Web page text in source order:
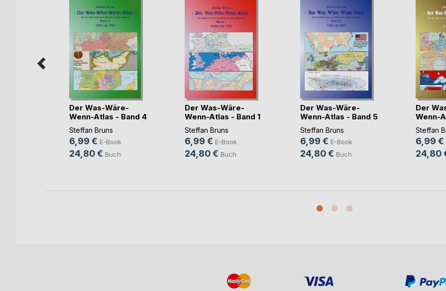
Der Was-Wäre-
Wenn-Atlas - Band 4
-(...)
Steffan Bruns
6,99 € E-Book
24,80 € Buch
Der Was-Wäre-
Wenn-Atlas - Band 1
-(...)
Steffan Bruns
6,99 € E-Book
24,80 € Buch
Der Was-Wäre-
Wenn-Atlas - Band 5
-(...)
Steffan Bruns
6,99 € E-Book
24,80 € Buch
Der
Wenn-
-(...)
Steffan
6,99 €
24,80